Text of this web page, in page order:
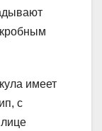
имеет
с